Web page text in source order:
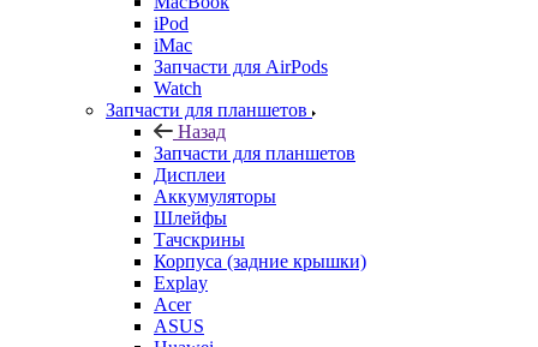
iPod
iMac
Запчасти для AirPods
Watch
Запчасти для планшетов
Назад
Запчасти для планшетов
Дисплеи
Аккумуляторы
Шлейфы
Тачскрины
Корпуса (задние крышки)
Explay
Acer
ASUS
Huawei